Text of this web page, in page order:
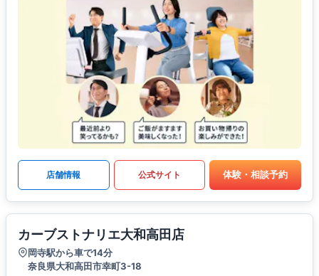
店舗情報 公式サイト 体験・相談予約
カーブストナリエ大和高田店
岡寺駅から車で14分
奈良県大和高田市幸町3-18